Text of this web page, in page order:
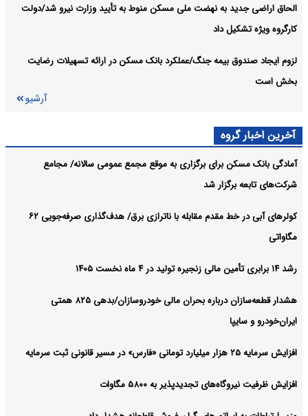
الحاق اراضی جدید به نهضت ملی مسکن منوط به تأیید وزارت نیرو شد/دولت
کارگروه ویژه تشکیل داد
لزوم ایجاد صندوق بیمه جنگ/عملکرد بانک مسکن در ارائه تسهیلات رضایت
بخش است
آرشیو
آخرین اخبار گروه
آمادگی بانک مسکن برای برگزاری به موقع مجمع عمومی سالانه/ مجامع
شرکت‌های تابعه برگزار شد
کولرهای آبی در خط مقدم مقابله با ناترازی برق/ هدف‌گذاری صرفه‌جویی ۶۲
مگاواتی
رشد ۱۴ برابری تأمین مالی زنجیره تولید در ۴ ماه نخست ۱۴۰۵
هشدار قطعه‌سازان درباره بحران مالی خودروسازان/بدهی ۸۲۵ همتی
ایران‌خودرو و سایپا
افزایش سرمایه ۲۵ هزار میلیارد تومانی «فارس» در مسیر قانونی ثبت سرمایه
افزایش ظرفیت نیروگاه‌های تجدیدپذیر به ۵۸۰۰ مگاوات